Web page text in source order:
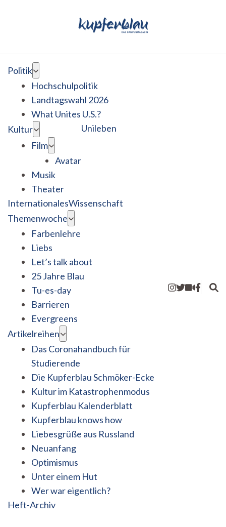
Politik
Hochschulpolitik
Landtagswahl 2026
What Unites U.S.?
Kultur
Film
Avatar
Musik
Theater
Unileben
InternationalesWissenschaft
Themenwoche
Farbenlehre
Liebs
Let’s talk about
25 Jahre Blau
Tu-es-day
Barrieren
Evergreens
Artikelreihen
Das Coronahandbuch für
Studierende
Die Kupferblau Schmöker-Ecke
Kultur im Katastrophenmodus
Kupferblau Kalenderblatt
Kupferblau knows how
Liebesgrüße aus Russland
Neuanfang
Optimismus
Unter einem Hut
Wer war eigentlich?
Heft-Archiv